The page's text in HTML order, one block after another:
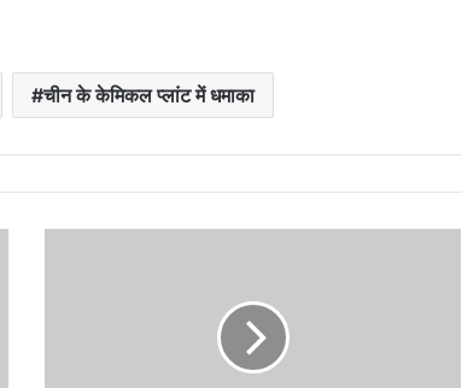
चीन के केमिकल प्लांट में धमाका